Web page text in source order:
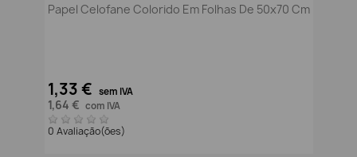
Papel Celofane Colorido Em Folhas De 50x70 Cm
1,33 € sem IVA
1,64 € com IVA
0 Avaliação(ões)